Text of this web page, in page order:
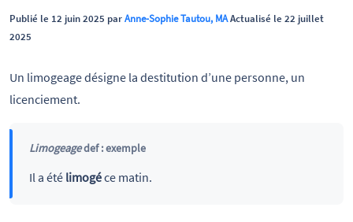
Publié le 12 juin 2025 parAnne-Sophie Tautou, MAActualisé le 22 juillet
2025
Un limogeage désigne la destitution d’une personne, un
licenciement.
Limogeagedef : exemple
Il a été limogéce matin.